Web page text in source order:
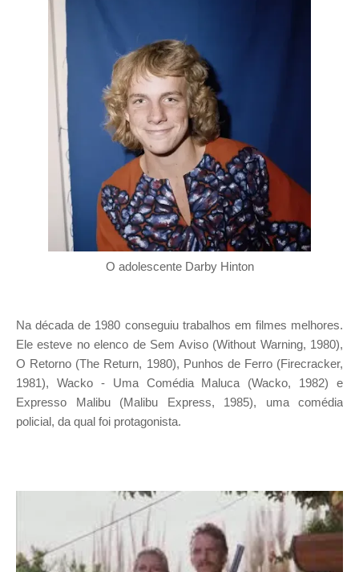
O adolescente Darby Hinton
Na década de 1980 conseguiu trabalhos em filmes melhores.
Ele esteve no elenco de Sem Aviso (Without Warning, 1980),
O Retorno (The Return, 1980), Punhos de Ferro (Firecracker,
1981), Wacko - Uma Comédia Maluca (Wacko, 1982) e
Expresso Malibu (Malibu Express, 1985), uma comédia
policial, da qual foi protagonista.